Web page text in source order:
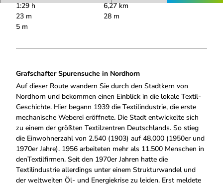
1:29 h
6,27 km
23 m
28 m
5 m
Grafschafter Spurensuche in Nordhorn
Auf dieser Route wandern Sie durch den Stadtkern von
Nordhorn und bekommen einen Einblick in die lokale Textil-
Geschichte. Hier begann 1939 die Textilindustrie, die erste
mechanische Weberei eröffnete. Die Stadt entwickelte sich
zu einem der größten Textilzentren Deutschlands. So stieg
die Einwohnerzahl von 2.540 (1903) auf 48.000 (1950er und
1970er Jahre). 1956 arbeiteten mehr als 11.500 Menschen in
denTextilfirmen. Seit den 1970er Jahren hatte die
Textilindustrie allerdings unter einem Strukturwandel und
der weltweiten Öl- und Energiekrise zu leiden. Erst meldete